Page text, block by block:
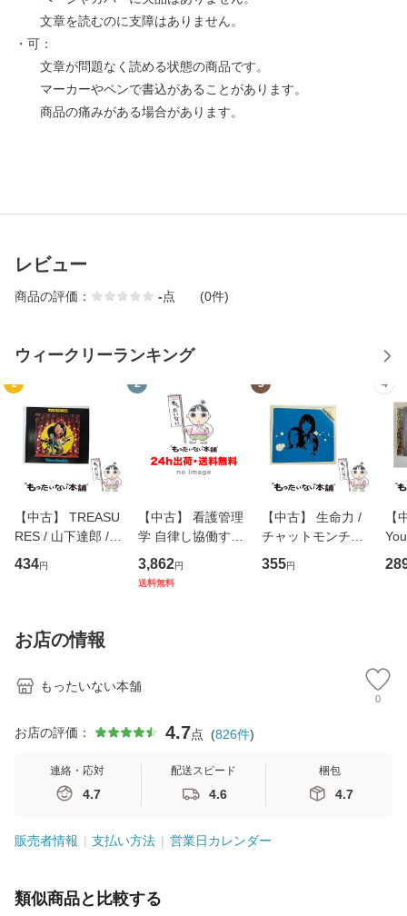
文章を読むのに支障はありません。
・可：
文章が問題なく読める状態の商品です。
マーカーやペンで書込があることがあります。
商品の痛みがある場合があります。
レビュー
商品の評価： -点 (0件)
ウィークリーランキング
1
【中古】 TREASU
RES / 山下達郎 /
イーストウエス
ト・ジャパン [CD]
434円
2
【中古】 看護管理
学 自律し協働する
専門職の看護マネ
ジメントスキル 改
3,862円
送料無料
3
【中古】 生命力 /
チャットモンチー /
キューンレコード
[CD]【メール便送
355円
4
【
のが
お店の情報
もったいない本舗
0
お店の評価： 4.7点 (826件)
連絡・応対
4.7
配送スピード
4.6
梱包
4.7
販売者情報 支払い方法 営業日カレンダー
類似商品と比較する